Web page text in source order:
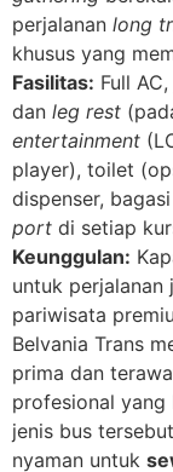
perjalanan long
khusus yang
Fasilitas: Full
dan leg rest
entertainment
player), toilet
dispenser,
port di setiap
Keunggulan:
untuk perjalanan
pariwisata
Belvania Trans
prima dan
profesional yang
jenis bus
nyaman untuk